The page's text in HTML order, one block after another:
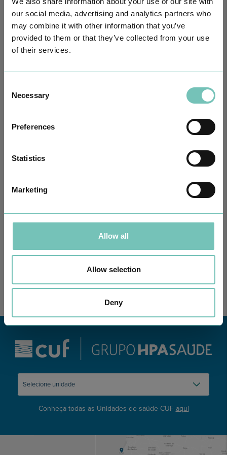
our social media, advertising and analytics partners who
may combine it with other information that you’ve
provided to them or that they’ve collected from your use
of their services.
Selection
Necessary
Preferences
Statistics
Marketing
Allow all
Allow selection
Deny
CIRURGIA AO ESTRABISMO PEDIÁTRICO
Conheça todas as Unidades de saúde CUF aqui